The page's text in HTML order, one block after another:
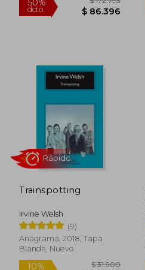
50%
dcto. $ 53.105
Trainspotting
Irvine Welsh
(9)
Anagrama, 2018, Tapa
Blanda, Nuevo